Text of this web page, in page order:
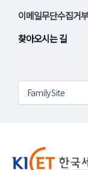
이메일무단수집거부
찾아오시는 길